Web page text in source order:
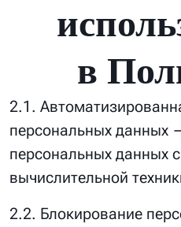
в
2.1.
персональных данных
персональных данных
вычислительной
2.2. Блокирование